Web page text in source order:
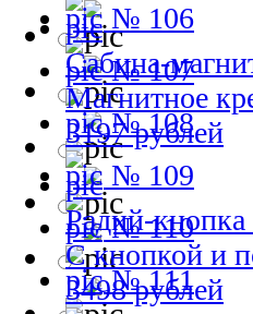
№ 106
№ 107
№ 108
№ 109
№ 110
№ 111
Сабина-
Магнитное
3197 рублей
Радий-
С кнопкой и
3498 рублей